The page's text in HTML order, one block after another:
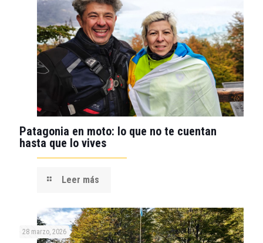
Patagonia en moto: lo que no te cuentan
hasta que lo vives
Leer más
28 marzo, 2026